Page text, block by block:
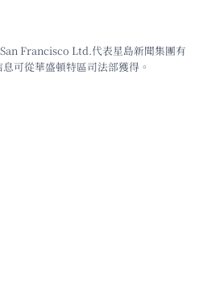
Francisco Ltd.代表星島新聞集團有
可從華盛頓特區司法部獲得。